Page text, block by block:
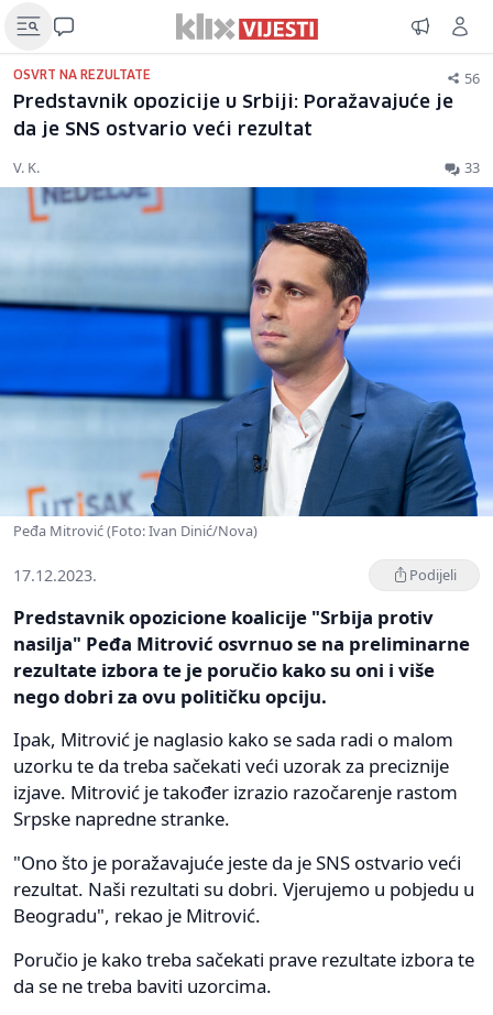
OSVRT NA REZULTATE 56
Predstavnik opozicije u Srbiji: Poražavajuće je
da je SNS ostvario veći rezultat
V. K. 33
Peđa Mitrović (Foto: Ivan Dinić/Nova)
17.12.2023. Podijeli
Predstavnik opozicione koalicije "Srbija protiv
nasilja" Peđa Mitrović osvrnuo se na preliminarne
rezultate izbora te je poručio kako su oni i više
nego dobri za ovu političku opciju.
Ipak, Mitrović je naglasio kako se sada radi o malom
uzorku te da treba sačekati veći uzorak za preciznije
izjave. Mitrović je također izrazio razočarenje rastom
Srpske napredne stranke.
"Ono što je poražavajuće jeste da je SNS ostvario veći
rezultat. Naši rezultati su dobri. Vjerujemo u pobjedu u
Beogradu", rekao je Mitrović.
Poručio je kako treba sačekati prave rezultate izbora te
da se ne treba baviti uzorcima.